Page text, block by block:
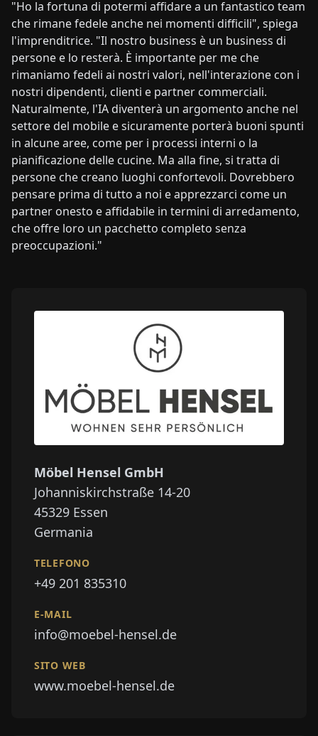
"Ho la fortuna di potermi affidare a un fantastico team
che rimane fedele anche nei momenti difficili", spiega
l'imprenditrice. "Il nostro business è un business di
persone e lo resterà. È importante per me che
rimaniamo fedeli ai nostri valori, nell'interazione con i
nostri dipendenti, clienti e partner commerciali.
Naturalmente, l'IA diventerà un argomento anche nel
settore del mobile e sicuramente porterà buoni spunti
in alcune aree, come per i processi interni o la
pianificazione delle cucine. Ma alla fine, si tratta di
persone che creano luoghi confortevoli. Dovrebbero
pensare prima di tutto a noi e apprezzarci come un
partner onesto e affidabile in termini di arredamento,
che offre loro un pacchetto completo senza
preoccupazioni."
Möbel Hensel GmbH
Johanniskirchstraße 14-20
45329 Essen
Germania
TELEFONO
+49 201 835310
E-MAIL
info@moebel-hensel.de
SITO WEB
www.moebel-hensel.de